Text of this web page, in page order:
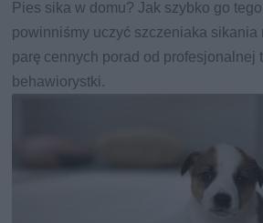
Pies sika w domu? Jak szybko go
powinniśmy uczyć szczeniaka sikania
parę cennych porad od profesjonalnej
behawiorystki.